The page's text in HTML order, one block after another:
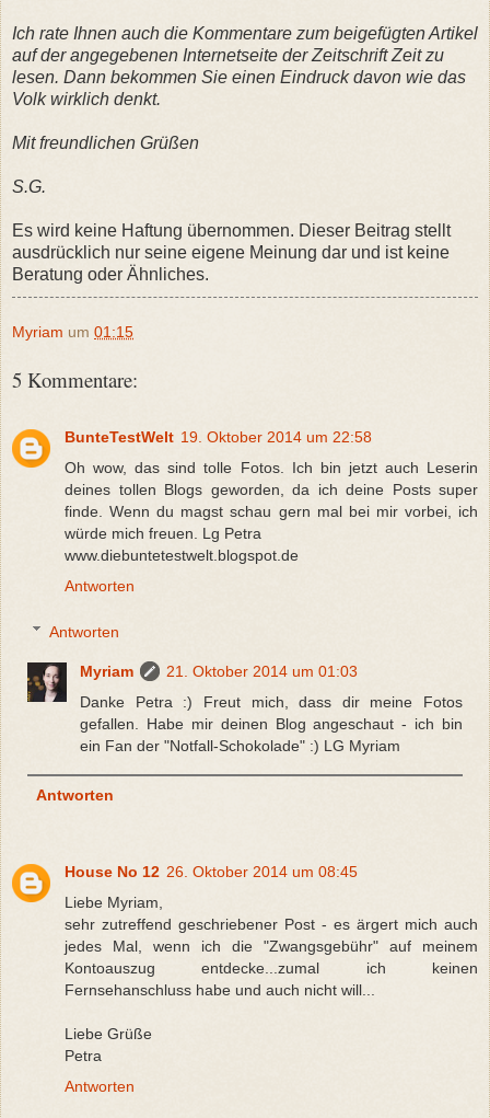
Ich rate Ihnen auch die Kommentare zum beigefügten Artikel
auf der angegebenen Internetseite der Zeitschrift Zeit zu
lesen. Dann bekommen Sie einen Eindruck davon wie das
Volk wirklich denkt.
Mit freundlichen Grüßen
S.G.
Es wird keine Haftung übernommen. Dieser Beitrag stellt
ausdrücklich nur seine eigene Meinung dar und ist keine
Beratung oder Ähnliches.
Myriam um 01:15
5 Kommentare:
BunteTestWelt 19. Oktober 2014 um 22:58
Oh wow, das sind tolle Fotos. Ich bin jetzt auch Leserin
deines tollen Blogs geworden, da ich deine Posts super
finde. Wenn du magst schau gern mal bei mir vorbei, ich
würde mich freuen. Lg Petra
www.diebuntetestwelt.blogspot.de
Antworten
Antworten
Myriam
21. Oktober 2014 um 01:03
Danke Petra :) Freut mich, dass dir meine Fotos
gefallen. Habe mir deinen Blog angeschaut - ich bin
ein Fan der "Notfall-Schokolade" :) LG Myriam
Antworten
House No 12 26. Oktober 2014 um 08:45
Liebe Myriam,
sehr zutreffend geschriebener Post - es ärgert mich auch
jedes Mal, wenn ich die "Zwangsgebühr" auf meinem
Kontoauszug entdecke...zumal ich keinen
Fernsehanschluss habe und auch nicht will...
Liebe Grüße
Petra
Antworten